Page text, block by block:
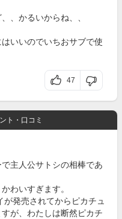
、かるいからね、、
いいのでいちおサブで使
47
ト・口コミ
主人公サトシの相棒であ
わいすぎます。
発売されてからピカチュ
が、わたしは断然ピカチ